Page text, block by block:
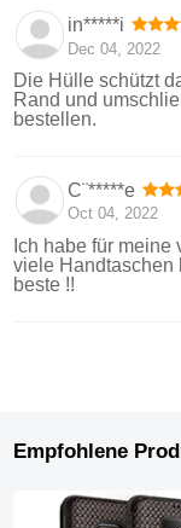
in*****i
Dec 04, 2022
Die Hülle schützt
Rand und
bestellen.
C¨*****e
Oct 04, 2022
Ich habe für
viele Handtaschen
beste !!
Empfohlene